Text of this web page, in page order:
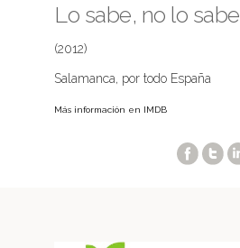
Lo sabe, no lo sabe
(2012)
Salamanca, por todo España
Más información en IMDB